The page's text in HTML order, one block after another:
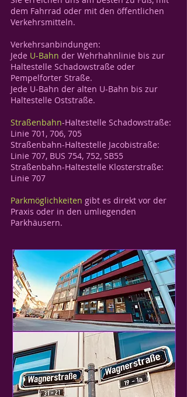
dem Fahrrad oder mit den öffentlichen
Verkehrsmitteln.
Verkehrsanbindungen:
Jede U-Bahn der Wehrhahnlinie bis zur
Haltestelle Schadowstraße oder
Pempelforter Straße.
Jede U-Bahn der alten U-Bahn bis zur
Haltestelle Oststraße.
Straßenbahn-Haltestelle Schadowstraße:
Linie 701, 706, 705
Straßenbahn-Haltestelle Jacobistraße:
Linie 707, BUS 754, 752, SB55
Straßenbahn-Haltestelle Klosterstraße:
Linie 707
Parkmöglichkeiten gibt es direkt vor der
Praxis oder in den umliegenden
Parkhäusern.